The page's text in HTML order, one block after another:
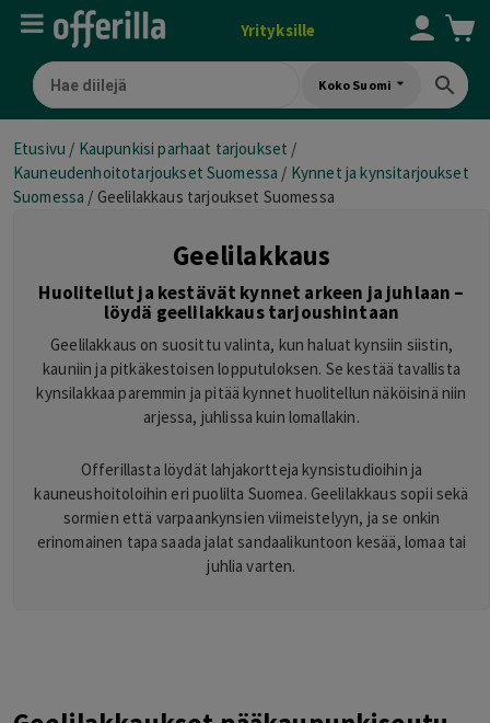
Yrityksille
Koko Suomi
Etusivu / Kaupunkisi parhaat tarjoukset /
Kauneudenhoitotarjoukset Suomessa / Kynnet ja kynsitarjoukset
Suomessa / Geelilakkaus tarjoukset Suomessa
Geelilakkaus
Huolitellut ja kestävät kynnet arkeen ja juhlaan –
löydä geelilakkaus tarjoushintaan
Geelilakkaus on suosittu valinta, kun haluat kynsiin siistin,
kauniin ja pitkäkestoisen lopputuloksen. Se kestää tavallista
kynsilakkaa paremmin ja pitää kynnet huolitellun näköisinä niin
arjessa, juhlissa kuin lomallakin.
Offerillasta löydät lahjakortteja kynsistudioihin ja
kauneushoitoloihin eri puolilta Suomea. Geelilakkaus sopii sekä
sormien että varpaankynsien viimeistelyyn, ja se onkin
erinomainen tapa saada jalat sandaalikuntoon kesää, lomaa tai
juhlia varten.